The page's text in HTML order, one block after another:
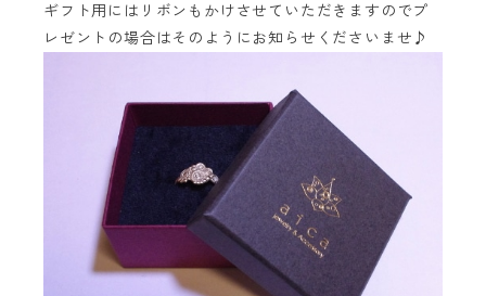
ギフト用にはリボンもかけさせていただきますのでプ
レゼントの場合はそのようにお知らせくださいませ♪